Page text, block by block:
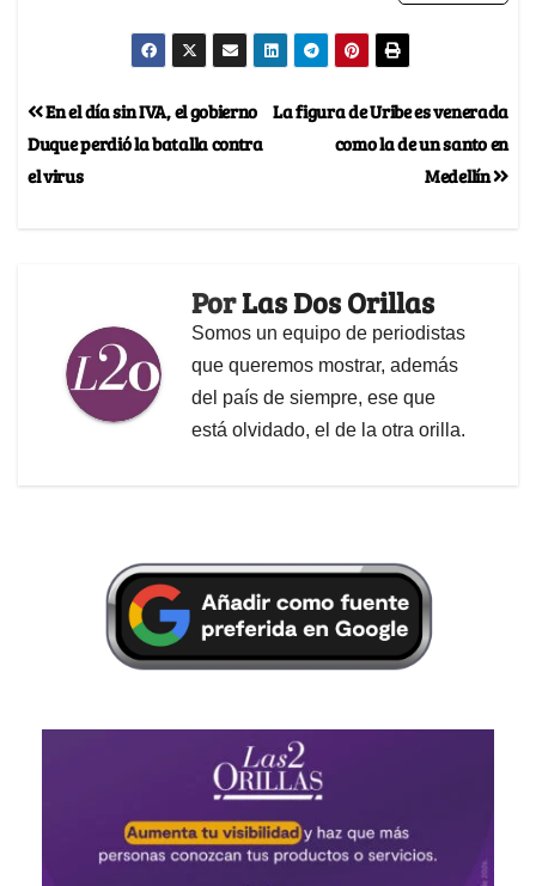
La figura de Uribe es venerada
como la de un santo en
Medellín
En el día sin IVA, el gobierno
Duque perdió la batalla contra
el virus
PorLas Dos Orillas
Somos un equipo de periodistas
que queremos mostrar, además
del país de siempre, ese que
está olvidado, el de la otra orilla.